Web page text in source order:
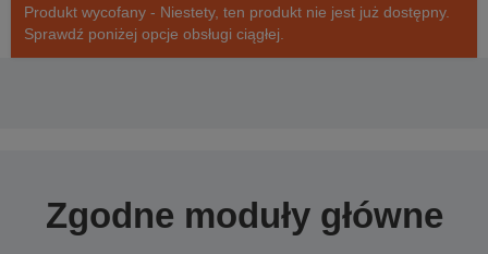
Produkt wycofany - Niestety, ten produkt nie jest już dostępny.
Sprawdź poniżej opcje obsługi ciągłej.
Zgodne moduły główne